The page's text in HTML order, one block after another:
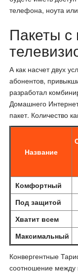
телефона, ноута
Пакеты
А как насчет двух
абонентов,
разработал
Домашнего
пакет. Количество
Название
Комфортный
Под защитой
Хватит всем
Максимальный
Конвергентные
соотношение между